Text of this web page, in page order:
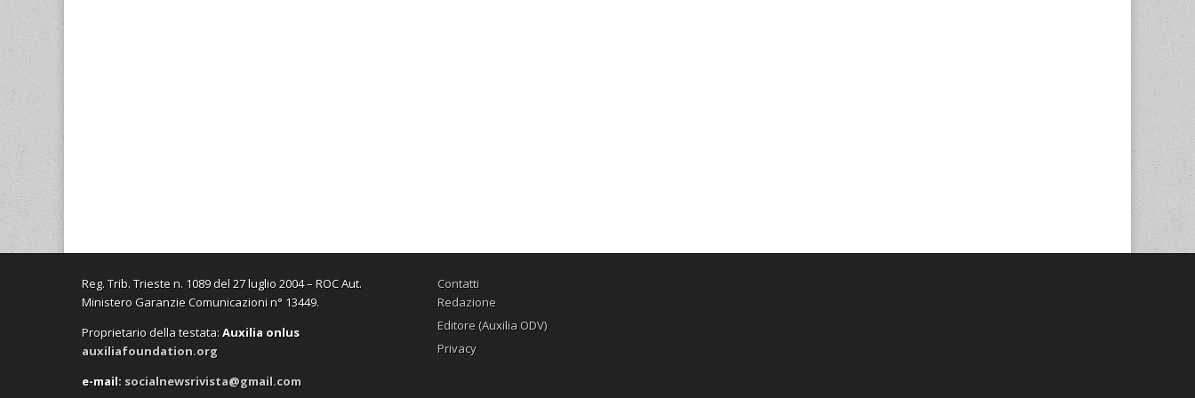
Reg. Trib. Trieste n. 1089 del 27 luglio 2004 – ROC Aut.
Ministero Garanzie Comunicazioni n° 13449.
Proprietario della testata:Auxilia onlus
auxiliafoundation.org
e-mail: socialnewsrivista@gmail.com
Contatti
Redazione
Editore (Auxilia ODV)
Privacy